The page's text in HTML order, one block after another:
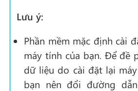
Lưu ý:
Phần mềm mặc định cài
máy tính của bạn. Để đề
dữ liệu do cài đặt lại
bạn nên đổi đường